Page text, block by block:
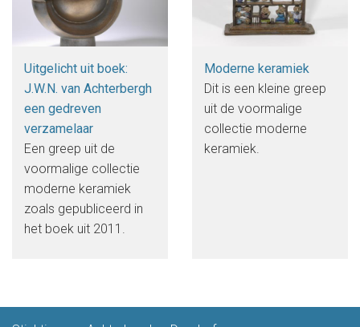
Uitgelicht uit boek:
J.W.N. van Achterbergh
een gedreven
verzamelaar
Een greep uit de
voormalige collectie
moderne keramiek
zoals gepubliceerd in
het boek uit 2011.
Moderne keramiek
Dit is een kleine greep
uit de voormalige
collectie moderne
keramiek.